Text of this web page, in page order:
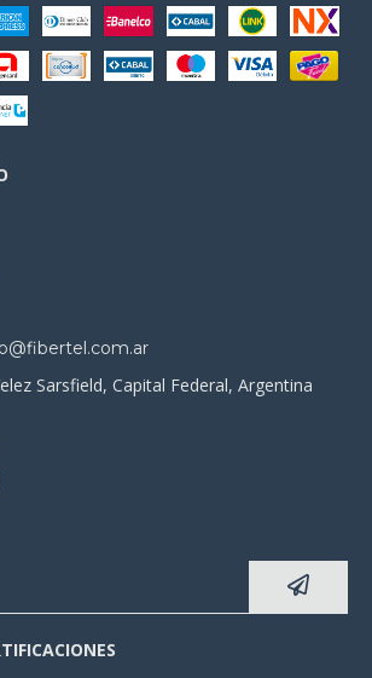
Sarsfield, Capital Federal, Argentina